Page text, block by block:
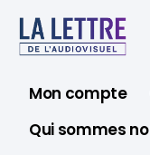
Mon compte
Qui sommes